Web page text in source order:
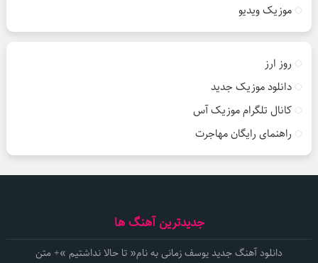
موزیک ویدیو
روز ارز
دانلود موزیک جدید
کانال تلگرام موزیک آس
راهنمای رایگان مهاجرت
جدیدترین آهنگ ها
دانلود آهنگ جدید یوسف زمانی به نام« تا حالا نداشتیم »+ متن